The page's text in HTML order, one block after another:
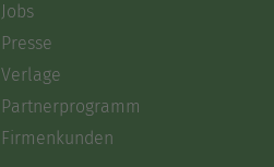
Jobs
Presse
Verlage
Partnerprogramm
Firmenkunden